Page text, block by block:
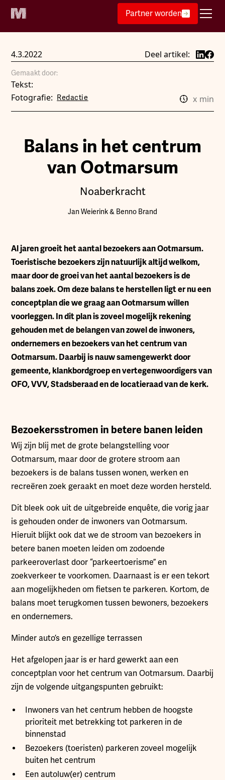
Partner worden
4.3.2022 Deel artikel:
Gemaakt door:
Tekst:
Fotografie:
Redactie x min
Balans in het centrum
van Ootmarsum
Noaberkracht
Jan Weierink & Benno Brand
Al jaren groeit het aantal bezoekers aan Ootmarsum.
Toeristische bezoekers zijn natuurlijk altijd welkom,
maar door de groei van het aantal bezoekers is de
balans zoek. Om deze balans te herstellen ligt er nu een
conceptplan die we graag aan Ootmarsum willen
voorleggen. In dit plan is zoveel mogelijk rekening
gehouden met de belangen van zowel de inwoners,
ondernemers en bezoekers van het centrum van
Ootmarsum. Daarbij is nauw samengewerkt door
gemeente, klankbordgroep en vertegenwoordigers van
OFO, VVV, Stadsberaad en de locatieraad van de kerk.
Bezoekersstromen in betere banen leiden
Wij zijn blij met de grote belangstelling voor
Ootmarsum, maar door de grotere stroom aan
bezoekers is de balans tussen wonen, werken en
recreëren zoek geraakt en moet deze worden hersteld.
Dit bleek ook uit de uitgebreide enquête, die vorig jaar
is gehouden onder de inwoners van Ootmarsum.
Hieruit blijkt ook dat we de stroom van bezoekers in
betere banen moeten leiden om zodoende
parkeeroverlast door “parkeertoerisme” en
zoekverkeer te voorkomen. Daarnaast is er een tekort
aan mogelijkheden om fietsen te parkeren. Kortom, de
balans moet terugkomen tussen bewoners, bezoekers
en ondernemers.
Minder auto’s en gezellige terrassen
Het afgelopen jaar is er hard gewerkt aan een
conceptplan voor het centrum van Ootmarsum. Daarbij
zijn de volgende uitgangspunten gebruikt:
Inwoners van het centrum hebben de hoogste
prioriteit met betrekking tot parkeren in de
binnenstad
Bezoekers (toeristen) parkeren zoveel mogelijk
buiten het centrum
Een autoluw(er) centrum